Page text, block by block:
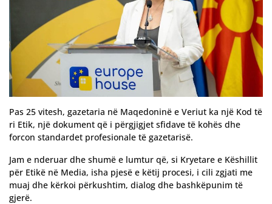
Pas 25 vitesh, gazetaria në Maqedoninë e Veriut ka një Kod të
ri Etik, një dokument që i përgjigjet sfidave të kohës dhe
forcon standardet profesionale të gazetarisë.
Jam e nderuar dhe shumë e lumtur që, si Kryetare e Këshillit
për Etikë në Media, isha pjesë e këtij procesi, i cili zgjati me
muaj dhe kërkoi përkushtim, dialog dhe bashkëpunim të
gjerë.